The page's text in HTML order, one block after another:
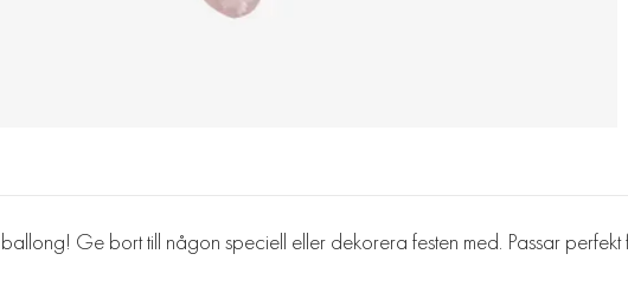
Ge bort till någon speciell eller dekorera festen med. Passar